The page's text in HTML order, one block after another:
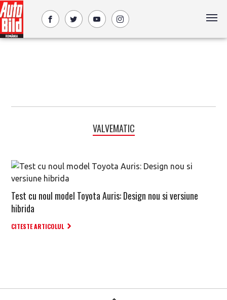
VALVEMATIC
Test cu noul model Toyota Auris: Design nou si versiune
hibrida
CITESTE ARTICOLUL